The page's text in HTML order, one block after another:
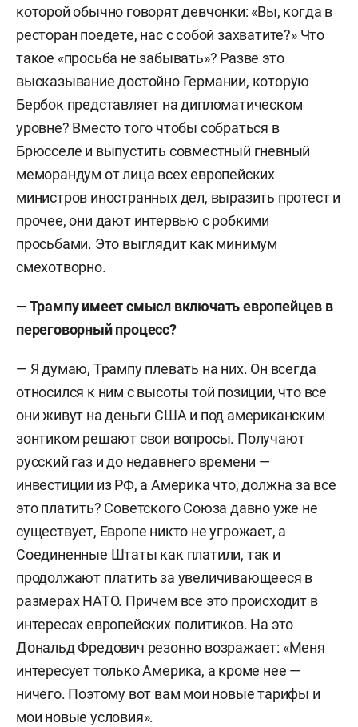
которой обычно говорят девчонки: «Вы, когда в
ресторан поедете, нас с собой захватите?» Что
такое «просьба не забывать»? Разве это
высказывание достойно Германии, которую
Бербок представляет на дипломатическом
уровне? Вместо того чтобы собраться в
Брюсселе и выпустить совместный гневный
меморандум от лица всех европейских
министров иностранных дел, выразить протест и
прочее, они дают интервью с робкими
просьбами. Это выглядит как минимум
смехотворно.
— Трампу имеет смысл включать европейцев в
переговорный процесс?
— Я думаю, Трампу плевать на них. Он всегда
относился к ним с высоты той позиции, что все
они живут на деньги США и под американским
зонтиком решают свои вопросы. Получают
русский газ и до недавнего времени —
инвестиции из РФ, а Америка что, должна за все
это платить? Советского Союза давно уже не
существует, Европе никто не угрожает, а
Соединенные Штаты как платили, так и
продолжают платить за увеличивающееся в
размерах НАТО. Причем все это происходит в
интересах европейских политиков. На это
Дональд Фредович резонно возражает: «Меня
интересует только Америка, а кроме нее —
ничего. Поэтому вот вам мои новые тарифы и
мои новые условия».